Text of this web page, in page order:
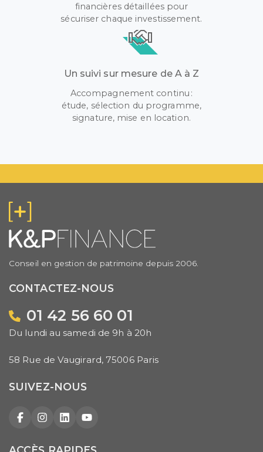
financières détaillées pour
sécuriser chaque investissement.
Un suivi sur mesure de A à Z
Accompagnement continu :
étude, sélection du programme,
signature, mise en location.
Conseil en gestion de patrimoine depuis 2006.
CONTACTEZ-NOUS
01 42 56 60 01
Du lundi au samedi de 9h à 20h
58 Rue de Vaugirard, 75006 Paris
SUIVEZ-NOUS
FacebookInstagram
LinkedInYouTube